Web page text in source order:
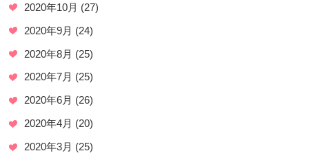
2020年10月 (27)
2020年9月 (24)
2020年8月 (25)
2020年7月 (25)
2020年6月 (26)
2020年4月 (20)
2020年3月 (25)